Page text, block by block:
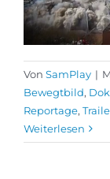
Von SamPlay |
Bewegtbild,
Reportage,
Weiterlesen